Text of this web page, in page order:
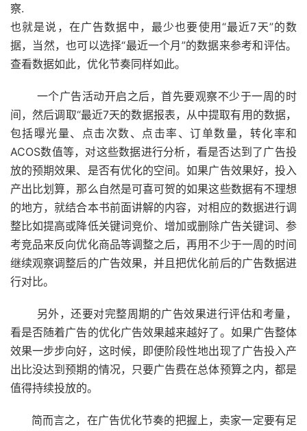
察.
也就是说，在广告数据中，最少也要使用“最近7天”的数
据，当然，也可以选择“最近一个月”的数据来参考和评估。
查看数据如此，优化节奏同样如此。
一个广告活动开启之后，首先要观察不少于一周的时
间，然后调取“最近7天的数据报表，从中提取有用的数据，
包括曝光量、点击次数、点击率、订单数量，转化率和
ACOS数值等，对这些数据进行分析，看是否达到了广告投
放的预期效果、是否有优化的空间。如果广告效果好，投入
产出比划算，那么自然是可喜可贺的如果这些数据有不理想
的地方，就结合本书前面讲解的内容，对相应的数据进行调
整比如提高或降低关键词竞价、增加或删除广告关键词、参
考竞品来反向优化商品等调整之后，再用不少于一周的时间
继续观察调整后的广告效果，并且把优化前后的广告数据进
行对比。
另外，还要对完整周期的广告效果进行评估和考量，
看是否随着广告的优化广告效果越来越好了。如果广告整体
效果一步步向好，这时候，即便阶段性地出现了广告投入产
出比没达到预期的情况，只要广告费在总体预算之内，都是
值得持续投放的。
简而言之，在广告优化节奏的把握上，卖家一定要有足